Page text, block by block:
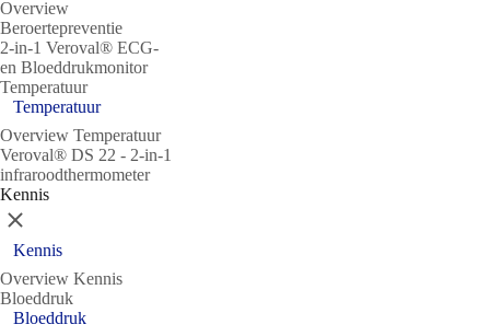
Overview
Beroertepreventie
2-in-1 Veroval® ECG-
en Bloeddrukmonitor
Temperatuur
Temperatuur
Overview Temperatuur
Veroval® DS 22 - 2-in-1
infraroodthermometer
Kennis
Sluit
Kennis
Overview Kennis
Bloeddruk
Bloeddruk